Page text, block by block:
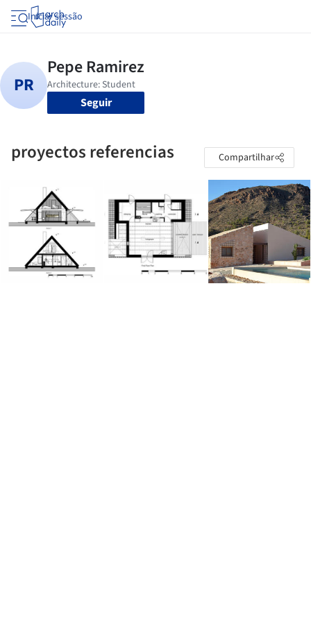
Iniciar sessão
Seguir
proyectos referencias Compartilhar